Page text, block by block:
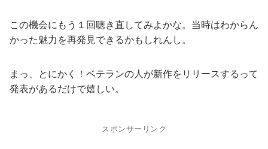
この機会にもう１回聴き直してみよかな。当時はわからん
かった魅力を再発見できるかもしれんし。
まっ、とにかく！ベテランの人が新作をリリースするって
発表があるだけで嬉しい。
スポンサーリンク